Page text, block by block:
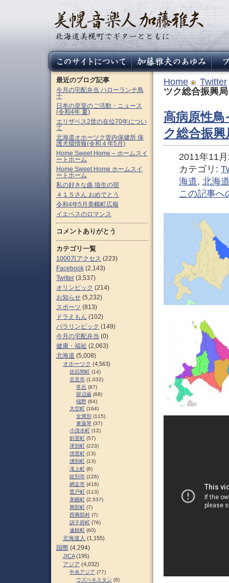
Home
Twitter
ツク総合振興
高病原性
ク総合振興
2011年11
カテゴリ:
海道, 北海
この記事へ
最近のブログ記事
今月の宅配弁当 ハローランチ鳥
十
日本の皇室のご活動・ニュース
(令和4年 夏)
エリザベス2世の在位70年につい
て
北海道オホーツク管内保健所 保
護犬猫情報(令和４年5月)
Home Sweet Home – ホームスイ
ートホーム
Home Sweet Home ホームスイ
ートホーム
私の好きな曲 埴生の宿
４１５さん おめでとう
令和4年5月美幌町広報
イエペスのロマンス
コメントありがとう
カテゴリ一覧
1000万アクセス (223)
Facebook (2,143)
Twitter (3,537)
オリンピック (214)
お知らせ (5,232)
スポーツ (813)
ドラえもん (102)
パラリンピック (149)
今月の宅配弁当 (0)
健康・福祉 (2,063)
北海道 (5,008)
オホーツク (4,563)
佐呂間町 (14)
北見市 (1,032)
常呂 (87)
留辺蘂 (68)
端野 (64)
大空町 (164)
女満別 (115)
東藻琴 (37)
小清水町 (12)
斜里町 (57)
津別町 (223)
清里町 (13)
湧別町 (13)
滝上町 (6)
紋別市 (126)
網走市 (416)
置戸町 (113)
美幌町 (2,537)
興部町 (7)
西興部村 (7)
訓子府町 (76)
遠軽町 (60)
北海道人 (1,155)
国際 (4,294)
JICA(195)
アジア (4,032)
中央アジア (77)
ウズベキスタン (9)